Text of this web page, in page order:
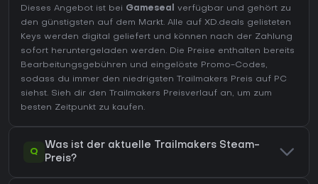
Dieses Angebot ist bei Gameseal
verfügbar und gehört zu
den günstigsten auf dem Markt. Alle auf XD.deals gelisteten
Keys werden digital geliefert und können nach der Zahlung
sofort heruntergeladen werden. Die Preise enthalten bereits
Bearbeitungsgebühren und eingelöste Promo-Codes,
sodass du immer den niedrigsten Trailmakers Preis auf PC
siehst. Sieh dir den
Trailmakers Preisverlauf an, um zum
besten Zeitpunkt zu kaufen.
Q
Was ist der aktuelle Trailmakers Steam-
Preis?